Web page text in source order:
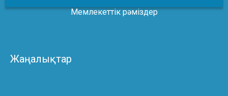
Мемлекеттік рәміздер
Жаңалықтар